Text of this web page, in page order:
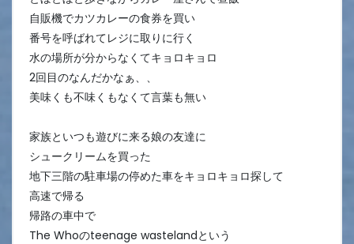
自販機でカツカレーの食券を買い
番号を呼ばれてレジに取りに行く
水の場所が分からなくてキョロキョロ
2回目のなんだかなぁ、、
美味くも不味くもなくて言葉も無い
家族といつも遊びに来る娘の友達に
シュークリームを買った
地下三階の駐車場の停めた車をキョロキョロ探して
高速で帰る
帰路の車中で
The Whoのteenage wastelandという